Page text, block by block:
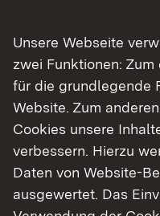
ersetzt:
(Main-Tauber-
Brücke über die
Brücke über B 10
Unsere Webseite
zwei Funktionen:
für die grundlegende
Website. Zum
Cookies unsere
verbessern. Hierzu
Daten von Website-
ausgewertet. Das